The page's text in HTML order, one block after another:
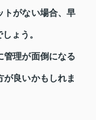
トがない場合、早
ょう。
管理が面倒になる
が良いかもしれま